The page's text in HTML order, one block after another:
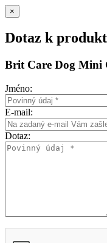
×
Dotaz k
Brit Care Dog Mini
Jméno:
E-mail:
Dotaz: